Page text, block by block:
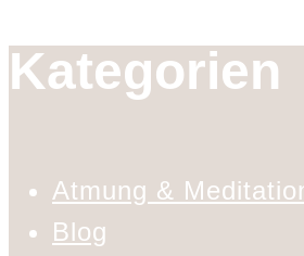
Kategorien
Atmung &
Blog